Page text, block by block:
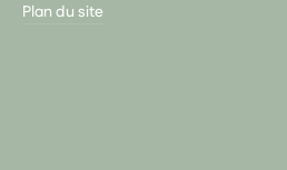
Plan du site